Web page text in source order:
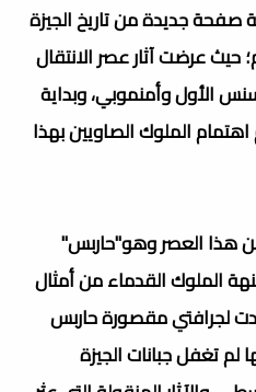
صفحة جديدة من تاريخ الجيزة
حيث عرضت آثار عصر الانتقال
الأول وأمنموبي، وبداية
الملوك الصاويين بهذا
العصر وهو"حاربس"
الملوك القدماء من أمثال
لجرافتي مقصورة حاربس
لم تغفل جبانات الجيزة